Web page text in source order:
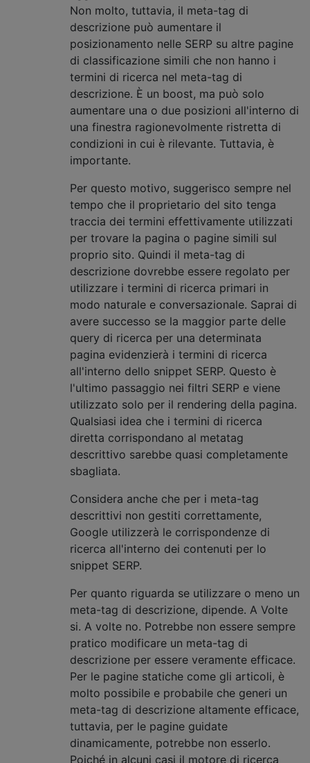
Non molto, tuttavia, il meta-tag di
descrizione può aumentare il
posizionamento nelle SERP su altre pagine
di classificazione simili che non hanno i
termini di ricerca nel meta-tag di
descrizione. È un boost, ma può solo
aumentare una o due posizioni all'interno di
una finestra ragionevolmente ristretta di
condizioni in cui è rilevante. Tuttavia, è
importante.
Per questo motivo, suggerisco sempre nel
tempo che il proprietario del sito tenga
traccia dei termini effettivamente utilizzati
per trovare la pagina o pagine simili sul
proprio sito. Quindi il meta-tag di
descrizione dovrebbe essere regolato per
utilizzare i termini di ricerca primari in
modo naturale e conversazionale. Saprai di
avere successo se la maggior parte delle
query di ricerca per una determinata
pagina evidenzierà i termini di ricerca
all'interno dello snippet SERP. Questo è
l'ultimo passaggio nei filtri SERP e viene
utilizzato solo per il rendering della pagina.
Qualsiasi idea che i termini di ricerca
diretta corrispondano al metatag
descrittivo sarebbe quasi completamente
sbagliata.
Considera anche che per i meta-tag
descrittivi non gestiti correttamente,
Google utilizzerà le corrispondenze di
ricerca all'interno dei contenuti per lo
snippet SERP.
Per quanto riguarda se utilizzare o meno un
meta-tag di descrizione, dipende. A Volte
si. A volte no. Potrebbe non essere sempre
pratico modificare un meta-tag di
descrizione per essere veramente efficace.
Per le pagine statiche come gli articoli, è
molto possibile e probabile che generi un
meta-tag di descrizione altamente efficace,
tuttavia, per le pagine guidate
dinamicamente, potrebbe non esserlo.
Poiché in alcuni casi il motore di ricerca